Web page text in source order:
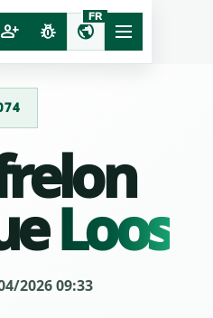
person_add pest_control public
FR
Loos
2026 09:33